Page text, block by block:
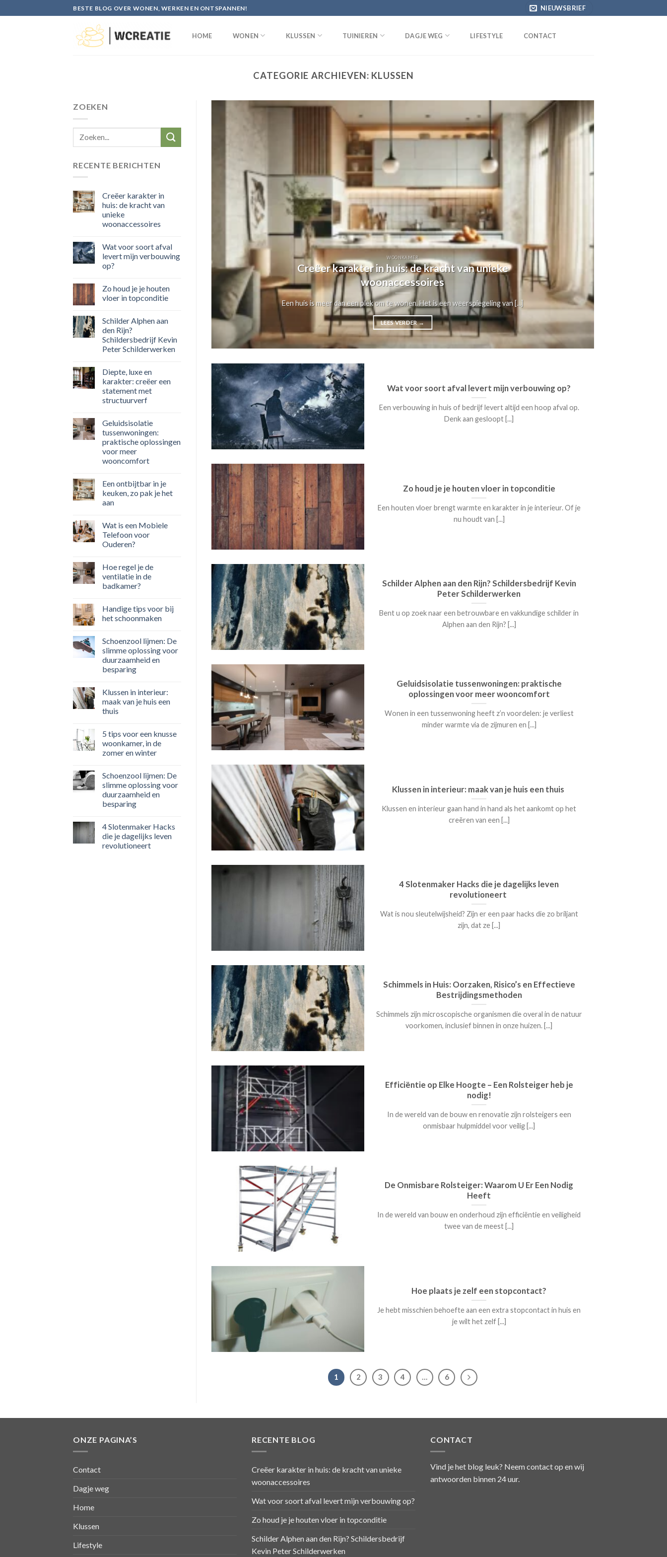
to
BESTE BLOG OVER WONEN, WERKEN EN ONTSPANNEN! NIEUWSBRIEF
HOME WONEN KLUSSEN TUINIEREN DAGJE WEG LIFESTYLE CONTACT
CATEGORIE ARCHIEVEN: KLUSSEN
ZOEKEN
RECENTE BERICHTEN
Creëer karakter in
huis: de kracht van
unieke
woonaccessoires
Wat voor soort afval
levert mijn verbouwing
op?
Zo houd je je houten
vloer in topconditie
Schilder Alphen aan
den Rijn?
Schildersbedrijf Kevin
Peter Schilderwerken
Diepte, luxe en
karakter: creëer een
statement met
structuurverf
Geluidsisolatie
tussenwoningen:
praktische oplossingen
voor meer
wooncomfort
Een ontbijtbar in je
keuken, zo pak je het
aan
Wat is een Mobiele
Telefoon voor
Ouderen?
Hoe regel je de
ventilatie in de
badkamer?
Handige tips voor bij
het schoonmaken
Schoenzool lijmen: De
slimme oplossing voor
duurzaamheid en
besparing
Klussen in interieur:
maak van je huis een
thuis
5 tips voor een knusse
woonkamer, in de
zomer en winter
Schoenzool lijmen: De
slimme oplossing voor
duurzaamheid en
besparing
4 Slotenmaker Hacks
die je dagelijks leven
revolutioneert
WOONKAMER
Creëer karakter in huis: de kracht van unieke
woonaccessoires
Een huis is meer dan een plek om te wonen. Het is een weerspiegeling van [...]
LEES VERDER→
creëer een statement met
muur is meer dan een likje verf. Het is [...]
Wat voor soort afval levert mijn verbouwing op?
Een verbouwing in huis of bedrijf levert altijd een hoop afval op.
Denk aan gesloopt [...]
Zo houd je je houten vloer in topconditie
Een houten vloer brengt warmte en karakter in je interieur. Of je
nu houdt van [...]
Schilder Alphen aan den Rijn? Schildersbedrijf Kevin
Peter Schilderwerken
Bent u op zoek naar een betrouwbare en vakkundige schilder in
Alphen aan den Rijn? [...]
Geluidsisolatie tussenwoningen: praktische
oplossingen voor meer wooncomfort
Wonen in een tussenwoning heeft z’n voordelen: je verliest
minder warmte via de zijmuren en [...]
Klussen in interieur: maak van je huis een thuis
Klussen en interieur gaan hand in hand als het aankomt op het
creëren van een [...]
4 Slotenmaker Hacks die je dagelijks leven
revolutioneert
Wat is nou sleutelwijsheid? Zijn er een paar hacks die zo briljant
zijn, dat ze [...]
Schimmels in Huis: Oorzaken, Risico’s en Effectieve
Bestrijdingsmethoden
Schimmels zijn microscopische organismen die overal in de natuur
voorkomen, inclusief binnen in onze huizen. [...]
Efficiëntie op Elke Hoogte – Een Rolsteiger heb je
nodig!
In de wereld van de bouw en renovatie zijn rolsteigers een
onmisbaar hulpmiddel voor veilig [...]
De Onmisbare Rolsteiger: Waarom U Er Een Nodig
Heeft
In de wereld van bouw en onderhoud zijn efficiëntie en veiligheid
twee van de meest [...]
Hoe plaats je zelf een stopcontact?
Je hebt misschien behoefte aan een extra stopcontact in huis en
je wilt het zelf [...]
1 2 3 4 … 6
ONZE PAGINA’S
Contact
Dagje weg
Home
Klussen
Lifestyle
RECENTE BLOG
Creëer karakter in huis: de kracht van unieke
woonaccessoires
Wat voor soort afval levert mijn verbouwing op?
Zo houd je je houten vloer in topconditie
Schilder Alphen aan den Rijn? Schildersbedrijf
Kevin Peter Schilderwerken
CONTACT
Vind je het blog leuk? Neem contact op en wij
antwoorden binnen 24 uur.